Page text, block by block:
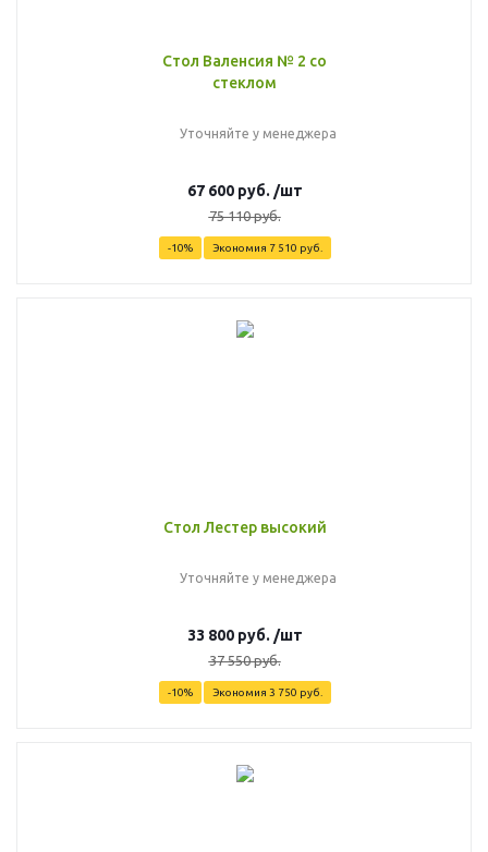
Стол Валенсия № 2 со
стеклом
Уточняйте у менеджера
67 600руб. /шт
75 110руб.
-10% Экономия 7 510 руб.
Стол Лестер высокий
Уточняйте у менеджера
33 800руб. /шт
37 550руб.
-10% Экономия 3 750 руб.